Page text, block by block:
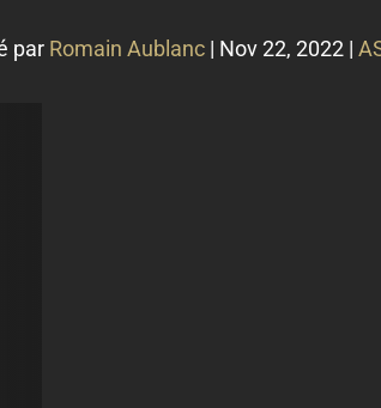
par Romain Aublanc| Nov 22, 2022|